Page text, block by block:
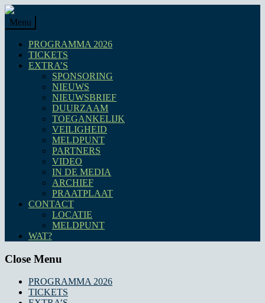
Skip
to
content
Menu
PROGRAMMA 2026
TICKETS
EXTRA’S
SPONSORING
NIEUWS
NIEUWSBRIEF
DUURZAAM
TOEGANKELIJK
VEILIGHEID
MELDPUNT
PARTNERS
VIDEO
IN DE MEDIA
ARCHIEF
PRAATPLAAT
CONTACT
LOCATIE
MELDPUNT
WAT?
Close Menu
PROGRAMMA 2026
TICKETS